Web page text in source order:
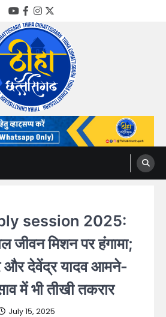
YouTube
Facebook
Instagram
Twitter
Chhattisgarh
जन-जन के
session 2025:
जीवन मिशन पर हंगामा;
देवेंद्र यादव आमने-
में भी तीखी तकरार
July 15, 2025